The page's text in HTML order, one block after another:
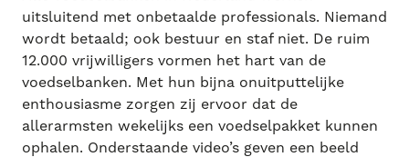
uitsluitend met onbetaalde professionals. Niemand
wordt betaald; ook bestuur en staf niet. De ruim
12.000 vrijwilligers vormen het hart van de
voedselbanken. Met hun bijna onuitputtelijke
enthousiasme zorgen zij ervoor dat de
allerarmsten wekelijks een voedselpakket kunnen
ophalen. Onderstaande video’s geven een beeld